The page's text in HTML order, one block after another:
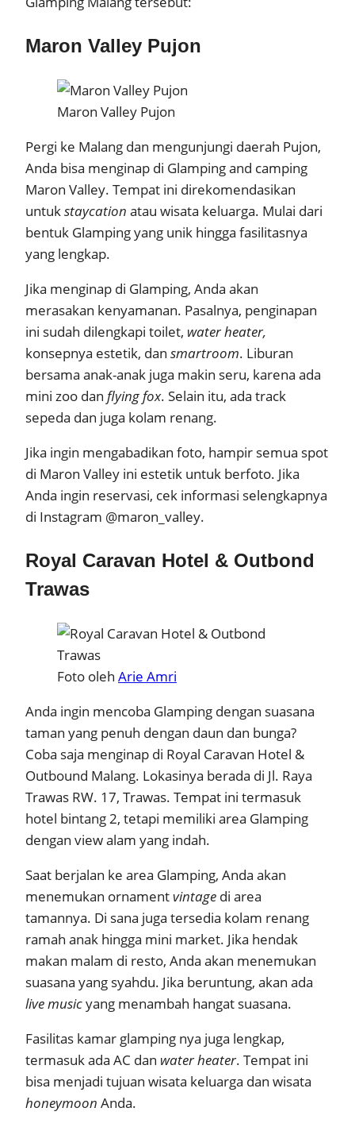
Maron Valley Pujon
Maron Valley Pujon
Pergi ke Malang dan mengunjungi daerah Pujon,
Anda bisa menginap di Glamping and camping
Maron Valley. Tempat ini direkomendasikan
untukstaycation atau wisata keluarga. Mulai dari
bentuk Glamping yang unik hingga fasilitasnya
yang lengkap.
Jika menginap di Glamping, Anda akan
merasakan kenyamanan. Pasalnya, penginapan
ini sudah dilengkapi toilet, water heater,
konsepnya estetik, dan smartroom. Liburan
bersama anak-anak juga makin seru, karena ada
mini zoo dan flying fox. Selain itu, ada track
sepeda dan juga kolam renang.
Jika ingin mengabadikan foto, hampir semua spot
di Maron Valley ini estetik untuk berfoto. Jika
Anda ingin reservasi, cek informasi selengkapnya
di Instagram @maron_valley.
Royal Caravan Hotel & Outbond
Trawas
Foto oleh Arie Amri
Anda ingin mencoba Glamping dengan suasana
taman yang penuh dengan daun dan bunga?
Coba saja menginap di Royal Caravan Hotel &
Outbound Malang. Lokasinya berada di Jl. Raya
Trawas RW. 17, Trawas. Tempat ini termasuk
hotel bintang 2, tetapi memiliki area Glamping
dengan view alam yang indah.
Saat berjalan ke area Glamping, Anda akan
menemukan ornamentvintage di area
tamannya. Di sana juga tersedia kolam renang
ramah anak hingga mini market. Jika hendak
makan malam di resto, Anda akan menemukan
suasana yang syahdu. Jika beruntung, akan ada
live musicyang menambah hangat suasana.
Fasilitas kamar glamping nya juga lengkap,
termasuk ada AC dan waterheater. Tempat ini
bisa menjadi tujuan wisata keluarga dan wisata
honeymoon Anda.